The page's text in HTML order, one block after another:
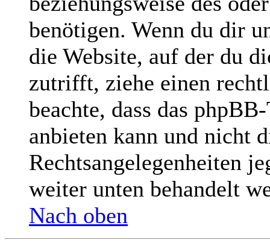
benötigen. Wenn du dir
die Website, auf der du
zutrifft, ziehe einen
beachte, dass das
anbieten kann und nicht
Rechtsangelegenheiten
weiter unten behandelt
Nach oben